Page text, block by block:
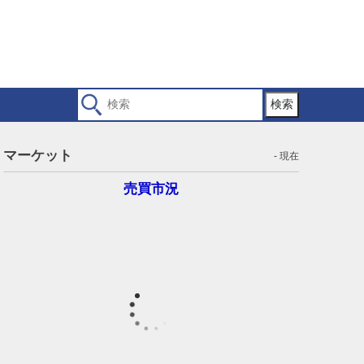
検索
マーケット - 現在
売買市況